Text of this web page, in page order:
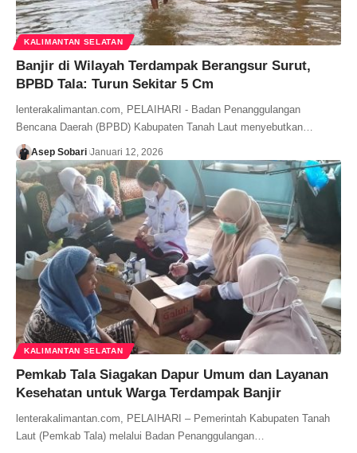
KALIMANTAN SELATAN
Banjir di Wilayah Terdampak Berangsur Surut,
BPBD Tala: Turun Sekitar 5 Cm
lenterakalimantan.com, PELAIHARI - Badan Penanggulangan
Bencana Daerah (BPBD) Kabupaten Tanah Laut menyebutkan…
Asep Sobari Januari 12, 2026
KALIMANTAN SELATAN
Pemkab Tala Siagakan Dapur Umum dan Layanan
Kesehatan untuk Warga Terdampak Banjir
lenterakalimantan.com, PELAIHARI – Pemerintah Kabupaten Tanah
Laut (Pemkab Tala) melalui Badan Penanggulangan…